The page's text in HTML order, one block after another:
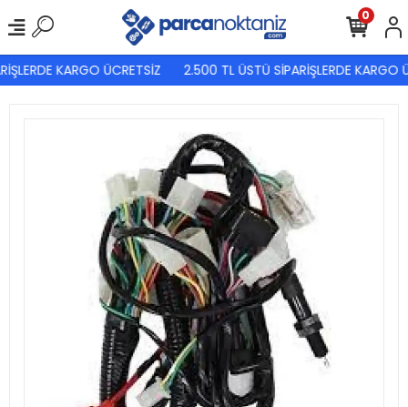
KARGO ÜCRETSİZ 2.500 TL ÜSTÜ SİPARİŞLERDE KARGO
0